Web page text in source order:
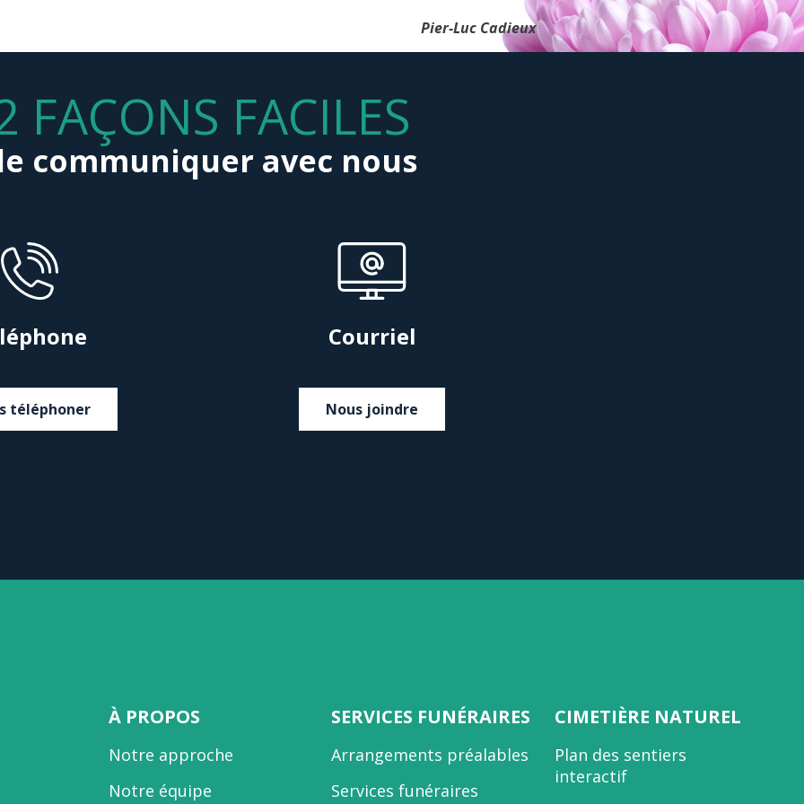
Pier-Luc Cadieux
FAÇONS FACILES
communiquer avec nous
téléphoner
Courriel
Nous joindre
À PROPOS
Notre approche
Notre équipe
SERVICES FUNÉRAIRES
Arrangements préalables
Services funéraires
CIMETIÈRE NATUREL
Plan des sentiers
interactif